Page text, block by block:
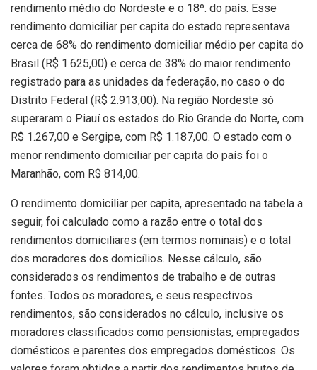
rendimento médio do Nordeste e o 18º. do país. Esse
rendimento domiciliar per capita do estado representava
cerca de 68% do rendimento domiciliar médio per capita do
Brasil (R$ 1.625,00) e cerca de 38% do maior rendimento
registrado para as unidades da federação, no caso o do
Distrito Federal (R$ 2.913,00). Na região Nordeste só
superaram o Piauí os estados do Rio Grande do Norte, com
R$ 1.267,00 e Sergipe, com R$ 1.187,00. O estado com o
menor rendimento domiciliar per capita do país foi o
Maranhão, com R$ 814,00.
O rendimento domiciliar per capita, apresentado na tabela a
seguir, foi calculado como a razão entre o total dos
rendimentos domiciliares (em termos nominais) e o total
dos moradores dos domicílios. Nesse cálculo, são
considerados os rendimentos de trabalho e de outras
fontes. Todos os moradores, e seus respectivos
rendimentos, são considerados no cálculo, inclusive os
moradores classificados como pensionistas, empregados
domésticos e parentes dos empregados domésticos. Os